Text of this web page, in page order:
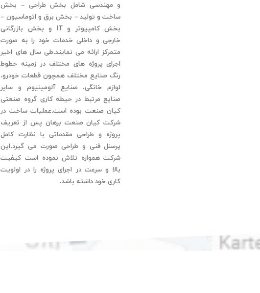
و مهندسی شامل بخش طراحی – بخش
ساخت و تولید – بخش برق و اتوماسیون –
بخش کامپیوتر و IT و بخش بازرگانی
خارجی و داخلی خدمات خود را به صورت
متمرکز ارائه می نمایند.طی سال های اخیر
اجرای پروژه های مختلف در زمینه خطوط
رنگ صنایع مختلف همچون قطعات خودرو،
لوازم خانگی، صنایع آلومینیوم و سایر
صنایع مرتبط در حیطه کاری گروه صنعتی
کیان صنعت بوده است.عملیات ساخت در
شرکت کیان صنعت برهان پس از تعریف
پروژه و طراحی مقدماتی با نظارت کامل
پرسنل فنی و طراحی صورت می گیرد.این
شرکت همواره تلاش نموده است کیفیت
بالا و سرعت در اجرای پروژه را در اولویت
کاری خود داشته باشد.